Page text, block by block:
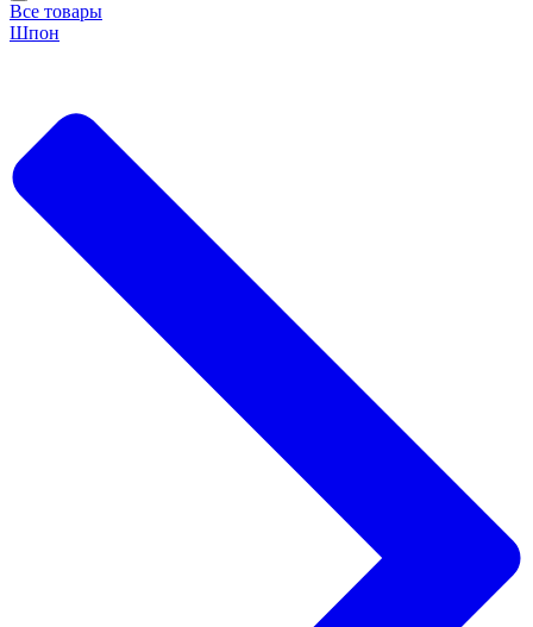
Все товары
Шпон